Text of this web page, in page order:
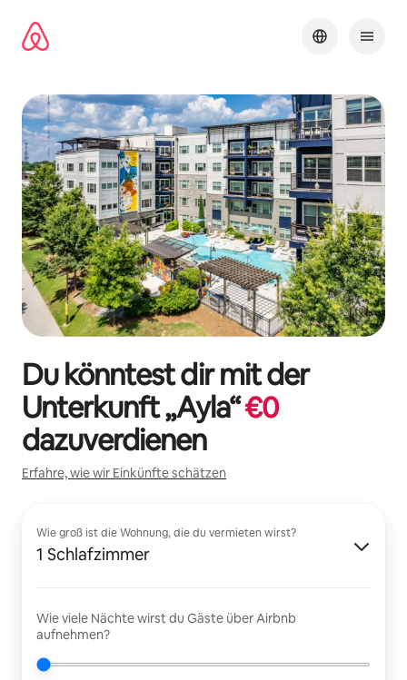
Inhalten
springen
Du könntest dir mit der
Unterkunft „Ayla“€0
dazuverdienen
Erfahre, wie wir Einkünfte schätzen
Wie groß ist die Wohnung, die du vermieten wirst?
1 Schlafzimmer
Wie viele Nächte wirst du Gäste über Airbnb
aufnehmen?